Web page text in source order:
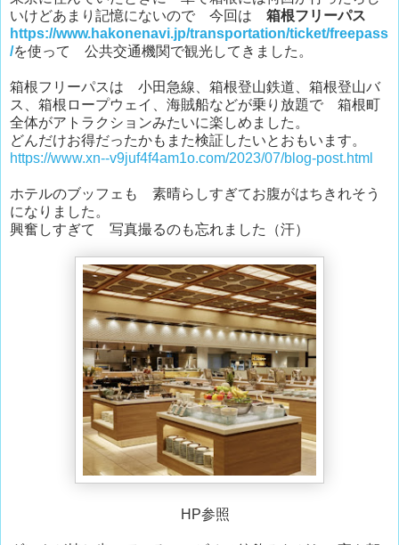
いけどあまり記憶にないので 今回は 箱根フリーパス
https://www.hakonenavi.jp/transportation/ticket/freepass
/を使って 公共交通機関で観光してきました。
箱根フリーパスは 小田急線、箱根登山鉄道、箱根登山バ
ス、箱根ロープウェイ、海賊船などが乗り放題で 箱根町
全体がアトラクションみたいに楽しめました。
どんだけお得だったかもまた検証したいとおもいます。
https://www.xn--v9juf4f4am1o.com/2023/07/blog-post.html
ホテルのブッフェも 素晴らしすぎてお腹がはちきれそう
になりました。
興奮しすぎて 写真撮るのも忘れました（汗）
HP参照